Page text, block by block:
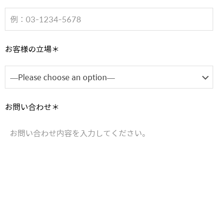
お客様の立場＊
お問い合わせ＊